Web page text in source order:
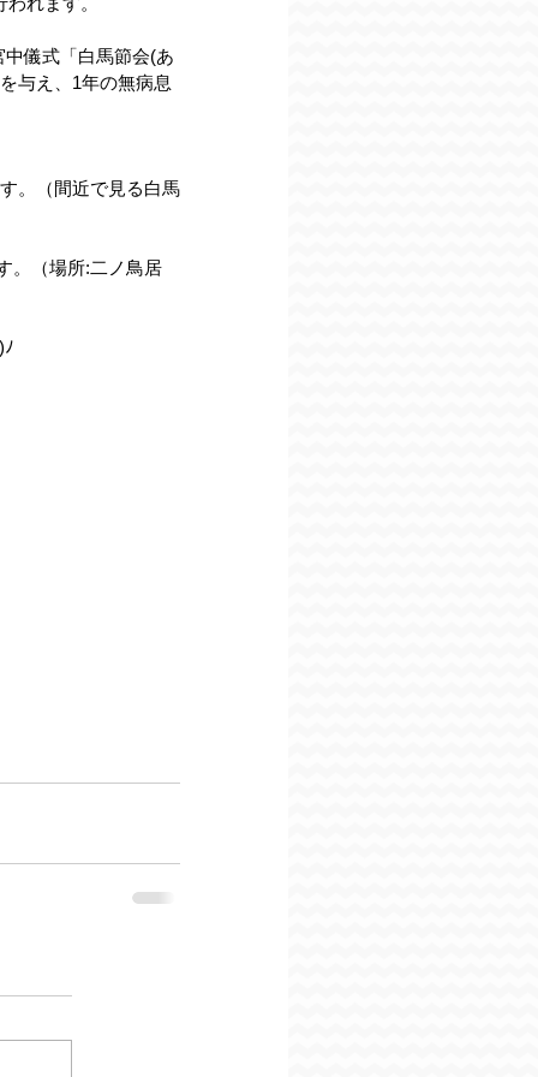
儀式「白馬節会(あ
与え、1年の無病息
。（間近で見る白馬
。（場所:二ノ鳥居
ﾉ